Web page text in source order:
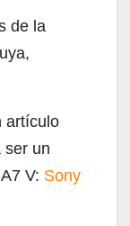
de la
artículo
ser un
V: Sony